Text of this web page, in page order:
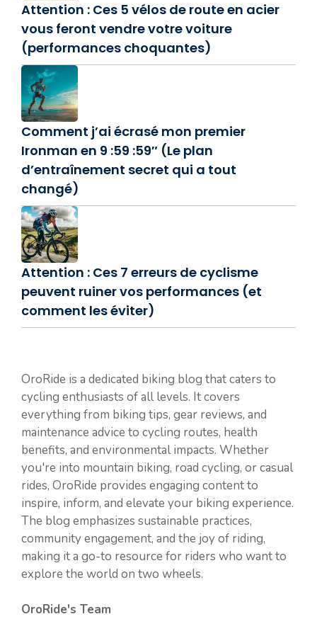
Attention : Ces 5 vélos de route en acier
vous feront vendre votre voiture
(performances choquantes)
Comment j’ai écrasé mon premier
Ironman en 9 :59 :59″ (Le plan
d’entraînement secret qui a tout
changé)
Attention : Ces 7 erreurs de cyclisme
peuvent ruiner vos performances (et
comment les éviter)
OroRide is a dedicated biking blog that caters to
cycling enthusiasts of all levels. It covers
everything from biking tips, gear reviews, and
maintenance advice to cycling routes, health
benefits, and environmental impacts. Whether
you're into mountain biking, road cycling, or casual
rides, OroRide provides engaging content to
inspire, inform, and elevate your biking experience.
The blog emphasizes sustainable practices,
community engagement, and the joy of riding,
making it a go-to resource for riders who want to
explore the world on two wheels.
OroRide's Team